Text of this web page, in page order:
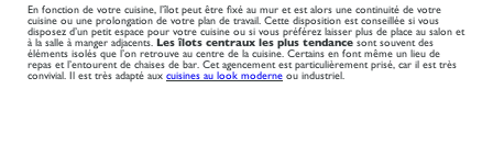
En fonction de votre cuisine, l’îlot peut être fixé au mur et est alors une continuité de votre
cuisine ou une prolongation de votre plan de travail. Cette disposition est conseillée si vous
disposez d’un petit espace pour votre cuisine ou si vous préférez laisser plus de place au salon et
à la salle à manger adjacents. Les îlots centraux les plus tendancesont souvent des
éléments isolés que l’on retrouve au centre de la cuisine. Certains en font même un lieu de
repas et l’entourent de chaises de bar. Cet agencement est particulièrement prisé, car il est très
convivial. Il est très adapté aux cuisines au look moderne ou industriel.